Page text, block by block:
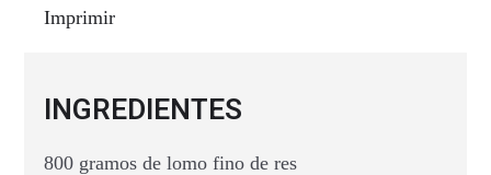
Imprimir
INGREDIENTES
800 gramos de lomo fino de res